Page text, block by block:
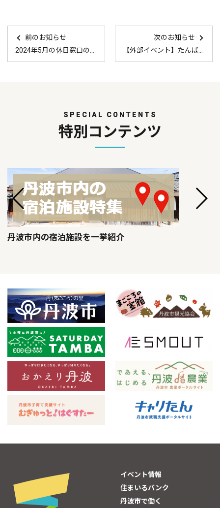
前のお知らせ
次のお知らせ
【外部イベント】たんば起業塾2024
SPECIAL CONTENTS
特別コンテンツ
丹波市内の宿泊施設を一挙紹介
イベント情報
住まいるバンク
丹波市で働く